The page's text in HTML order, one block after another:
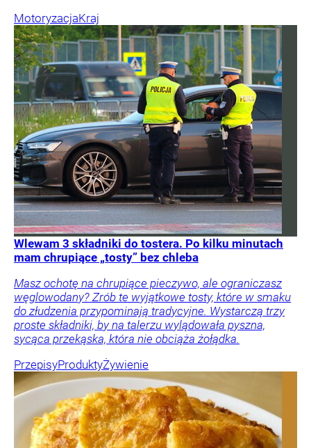
MotoryzacjaKraj
Wlewam 3 składniki do tostera. Po kilku minutach
mam chrupiące „tosty” bez chleba
Masz ochotę na chrupiące pieczywo, ale ograniczasz
węglowodany? Zrób te wyjątkowe tosty, które w smaku
do złudzenia przypominają tradycyjne. Wystarczą trzy
proste składniki, by na talerzu wylądowała pyszna,
sycąca przekąska, która nie obciąża żołądka.
PrzepisyProduktyŻywienie